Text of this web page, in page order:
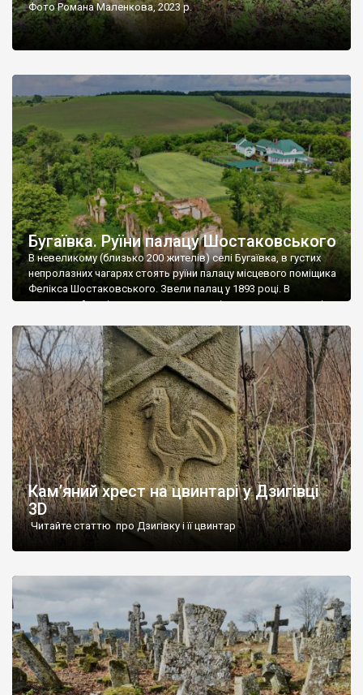
Фото Романа Маленкова, 2023 р.
Бугаївка. Руїни палацу Шостаковського
В невеликому (близько 200 жителів) селі Бугаївка, в густих
непролазних чагарях стоять руїни палацу місцевого поміщика
Фелікса Шостаковського. Звели палац у 1893 році. В
радянський період у ньому спочатку містилася школа, потім
століття тут розмістили туберкульозну лікарню. Коли із
палацу виїхала лікарня – ми точно не […]
Кам’яний хрест на цвинтарі у Дзигівці
3D
Читайте статтю про Дзигівку і її цвинтар